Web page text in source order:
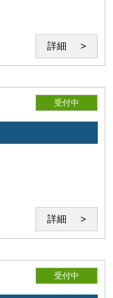
ューターウイルス感
回線・ソフトウェア
ソフト、配信ファイ
用で発生したいかな
詳細
受付中
詳細
受付中